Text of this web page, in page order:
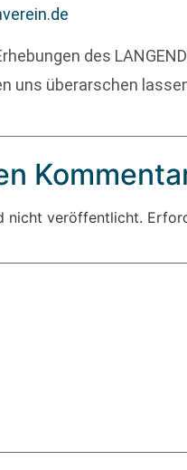
des
uns überarschen
nicht veröffentlicht.